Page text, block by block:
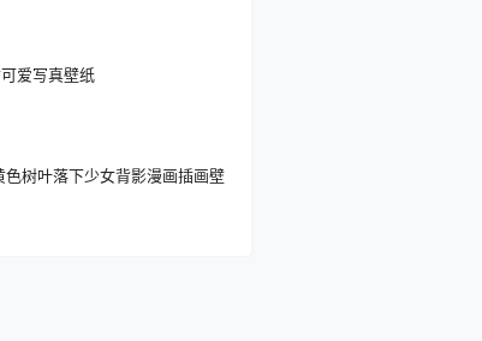
爱写真壁纸
色树叶落下少女背影漫画插画壁